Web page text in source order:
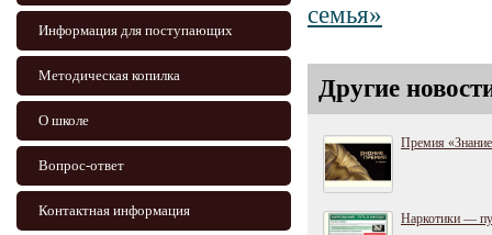
Информация для поступающих
Методическая копилка
О школе
Вопрос-ответ
Контактная информация
семья»
Другие
Премия
Наркотики —